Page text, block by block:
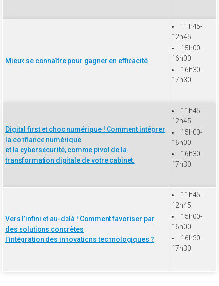
Mieux se connaître pour gagner en efficacité
11h45-
12h45
15h00-
16h00
16h30-
17h30
Digital first et choc numérique ! Comment intégrer
la confiance numérique
et la cybersécurité, comme pivot de la
transformation digitale de votre cabinet.
11h45-
12h45
15h00-
16h00
16h30-
17h30
Vers l’infini et au-delà ! Comment favoriser par
des solutions concrètes
l’intégration des innovations technologiques ?
11h45-
12h45
15h00-
16h00
16h30-
17h30